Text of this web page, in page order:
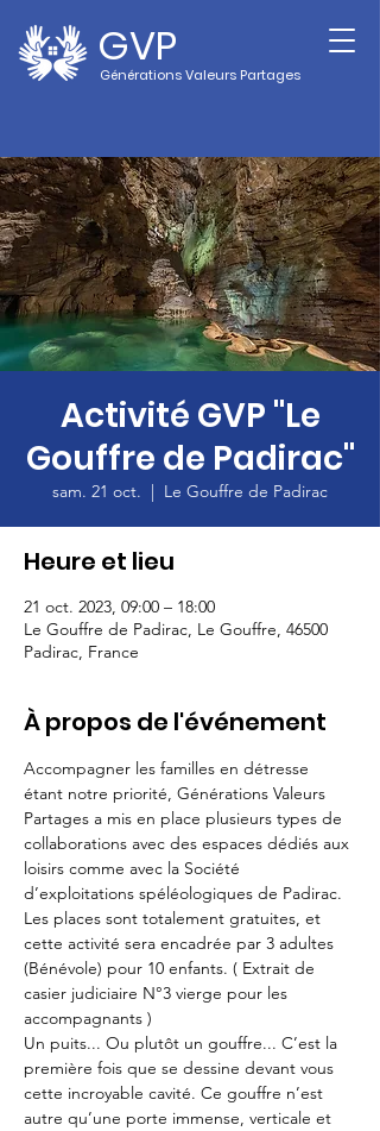
Générations Valeurs Partages
GVP
Activité GVP "Le
Gouffre de Padirac"
sam. 21 oct.
  |
Le Gouffre de Padirac
Heure et lieu
21 oct. 2023, 09:00 – 18:00
Le Gouffre de Padirac, Le Gouffre, 46500
Padirac, France
À propos de l'événement
Accompagner les familles en détresse
étant notre priorité, Générations Valeurs
Partages a mis en place plusieurs types de
collaborations avec des espaces dédiés aux
loisirs comme avec la Société
d’exploitations spéléologiques de Padirac.
Les places sont totalement gratuites, et
cette activité sera encadrée par 3 adultes
(Bénévole) pour 10 enfants. ( Extrait de
casier judiciaire N°3 vierge pour les
accompagnants )
Un puits... Ou plutôt un gouffre... C’est la
première fois que se dessine devant vous
cette incroyable cavité. Ce gouffre n’est
autre qu’une porte immense, verticale et